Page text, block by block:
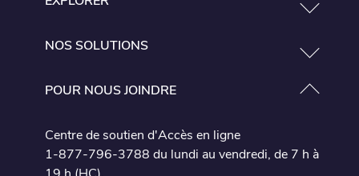
NOS SOLUTIONS
POUR NOUS JOINDRE
Centre de soutien d'Accès en ligne
1-877-796-3788 du lundi au vendredi, de 7 h à